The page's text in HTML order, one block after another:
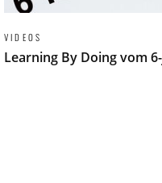
VIDEOS
Learning By Doing vom